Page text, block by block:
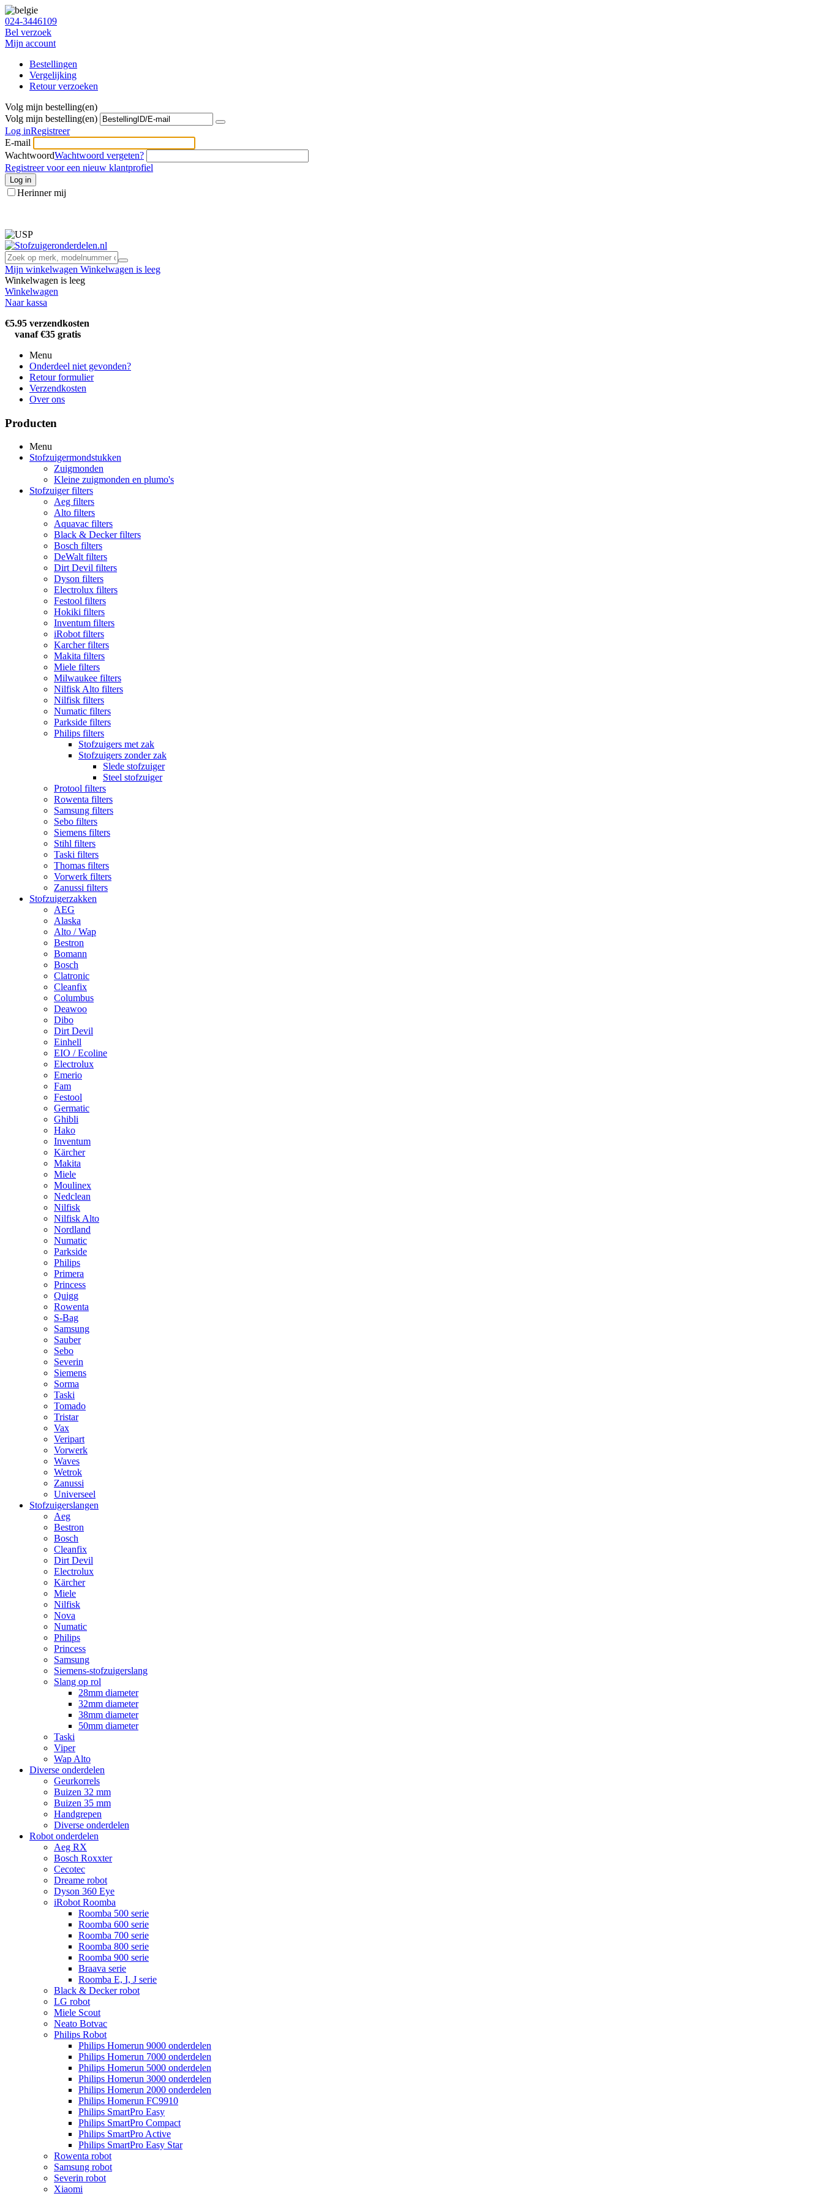
024-3446109
Bel verzoek
Mijn account
Bestellingen
Vergelijking
Retour verzoeken
Volg mijn bestelling(en)
Volg mijn bestelling(en)
Log inRegistreer
E-mail
WachtwoordWachtwoord vergeten?
Registreer voor een nieuw klantprofiel
Log in
Herinner mij
Mijn winkelwagen Winkelwagen is leeg
Winkelwagen is leeg
Winkelwagen
Naar kassa
€5.95 verzendkosten
vanaf €35 gratis
Menu
Onderdeel niet gevonden?
Retour formulier
Verzendkosten
Over ons
Producten
Menu
Stofzuigermondstukken
Zuigmonden
Kleine zuigmonden en plumo's
Stofzuiger filters
Aeg filters
Alto filters​
Aquavac filters
Black & Decker filters
Bosch filters
DeWalt filters
Dirt Devil filters
Dyson filters
Electrolux filters
Festool filters
Hokiki filters
Inventum filters
iRobot filters
Karcher filters
Makita filters
Miele filters
Milwaukee filters
Nilfisk Alto filters
Nilfisk filters
Numatic filters
Parkside filters
Philips filters
Stofzuigers met zak
Stofzuigers zonder zak
Slede stofzuiger
Steel stofzuiger
Protool filters
Rowenta filters
Samsung filters
Sebo filters
Siemens filters
Stihl filters
Taski filters
Thomas filters
Vorwerk filters
Zanussi filters
Stofzuigerzakken
AEG
Alaska
Alto / Wap
Bestron
Bomann
Bosch
Clatronic
Cleanfix
Columbus
Deawoo
Dibo
Dirt Devil
Einhell
EIO / Ecoline
Electrolux
Emerio
Fam
Festool
Germatic
Ghibli
Hako
Inventum
Kärcher
Makita
Miele
Moulinex
Nedclean
Nilfisk
Nilfisk Alto
Nordland
Numatic
Parkside
Philips
Primera
Princess
Quigg
Rowenta
S-Bag
Samsung
Sauber
Sebo
Severin
Siemens
Sorma
Taski
Tomado
Tristar
Vax
Veripart
Vorwerk
Waves
Wetrok
Zanussi
Universeel
Stofzuigerslangen
Aeg
Bestron
Bosch
Cleanfix
Dirt Devil
Electrolux
Kärcher
Miele
Nilfisk
Nova
Numatic
Philips
Princess
Samsung
Siemens-stofzuigerslang
Slang op rol
28mm diameter
32mm diameter
38mm diameter
50mm diameter
Taski
Viper
Wap Alto
Diverse onderdelen
Geurkorrels
Buizen 32 mm
Buizen 35 mm
Handgrepen
Diverse onderdelen
Robot onderdelen
Aeg RX
Bosch Roxxter
Cecotec
Dreame robot
Dyson 360 Eye
iRobot Roomba
Roomba 500 serie
Roomba 600 serie
Roomba 700 serie
Roomba 800 serie
Roomba 900 serie
Braava serie
Roomba E, I, J serie
Black & Decker robot
LG robot
Miele Scout
Neato Botvac
Philips Robot
Philips Homerun 9000 onderdelen
Philips Homerun 7000 onderdelen
Philips Homerun 5000 onderdelen
Philips Homerun 3000 onderdelen
Philips Homerun 2000 onderdelen
Philips Homerun FC9910
Philips SmartPro Easy
Philips SmartPro Compact
Philips SmartPro Active
Philips SmartPro Easy Star
Rowenta robot
Samsung robot
Severin robot
Xiaomi